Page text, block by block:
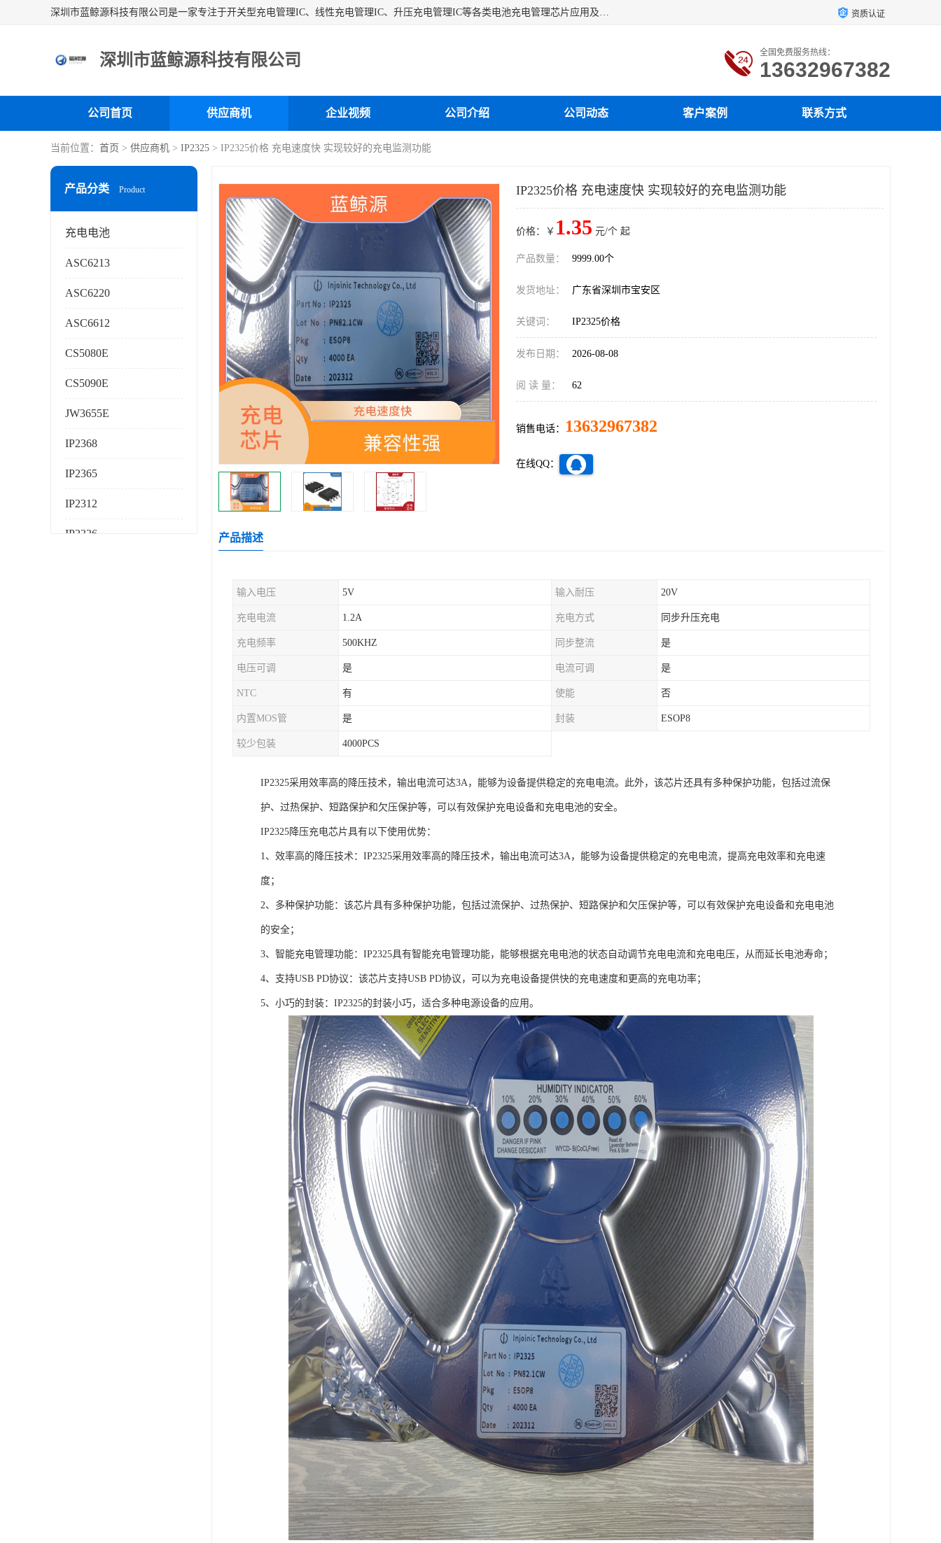
深圳市蓝鲸源科技有限公司是一家专注于开关型充电管理IC、线性充电管理IC、升压充电管理IC等各类电池充电管理芯片应用及芯片销售的企业，多年来公司为众多企业解决充电应用难题，设计缺陷，EMC超量等问题，是一家以充电技术指导为核心的充电芯片销售公司。 资质认证
深圳市蓝鲸源科技有限公司 全国免费服务热线：
13632967382
公司首页 供应商机 企业视频 公司介绍 公司动态 客户案例 联系方式
当前位置： 首页 > 供应商机 > IP2325 > IP2325价格 充电速度快 实现较好的充电监测功能
产品分类 Product
充电电池
ASC6213
ASC6220
ASC6612
CS5080E
CS5090E
JW3655E
IP2368
IP2365
IP2312
IP2326
IP2325价格 充电速度快 实现较好的充电监测功能
价格：￥ 1.35 元/个 起
产品数量： 9999.00个
发货地址： 广东省深圳市宝安区
关键词： IP2325价格
发布日期： 2026-08-08
阅 读 量： 62
销售电话： 13632967382
在线QQ：
产品描述
输入电压 5V 输入耐压 20V
充电电流 1.2A 充电方式 同步升压充电
充电频率 500KHZ 同步整流 是
电压可调 是 电流可调 是
NTC 有 使能 否
内置MOS管 是 封装 ESOP8
较少包装 4000PCS
IP2325采用效率高的降压技术，输出电流可达3A，能够为设备提供稳定的充电电流。此外，该芯片还具有多种保护功能，包括过流保
护、过热保护、短路保护和欠压保护等，可以有效保护充电设备和充电电池的安全。
IP2325降压充电芯片具有以下使用优势：
1、效率高的降压技术：IP2325采用效率高的降压技术，输出电流可达3A，能够为设备提供稳定的充电电流，提高充电效率和充电速
度；
2、多种保护功能：该芯片具有多种保护功能，包括过流保护、过热保护、短路保护和欠压保护等，可以有效保护充电设备和充电电池
的安全；
3、智能充电管理功能：IP2325具有智能充电管理功能，能够根据充电电池的状态自动调节充电电流和充电电压，从而延长电池寿命；
4、支持USB PD协议：该芯片支持USB PD协议，可以为充电设备提供快的充电速度和更高的充电功率；
5、小巧的封装：IP2325的封装小巧，适合多种电源设备的应用。